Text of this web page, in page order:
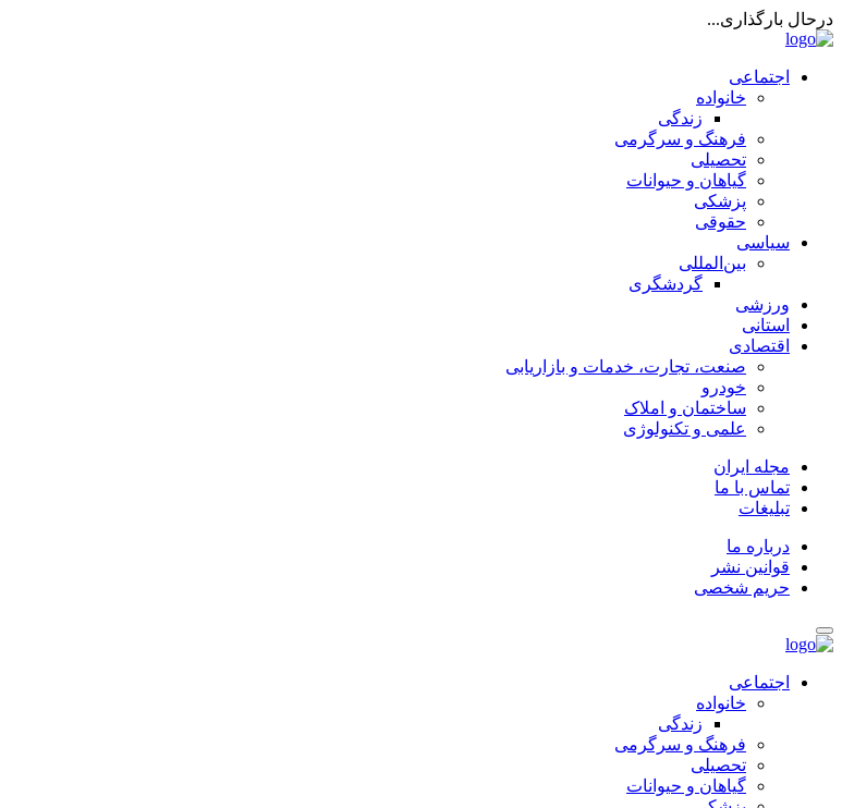
درحال بارگذاری...
اجتماعی
خانواده
زندگی
فرهنگ و سرگرمی
تحصیلی
گیاهان و حیوانات
پزشکی
حقوقی
سیاسی
بین‌المللی
گردشگری
ورزشی
استانی
اقتصادی
صنعت، تجارت، خدمات و بازاریابی
خودرو
ساختمان و املاک
علمی و تکنولوژی
مجله ایران
تماس با ما
تبلیغات
درباره ما
قوانین نشر
حریم شخصی
اجتماعی
خانواده
زندگی
فرهنگ و سرگرمی
تحصیلی
گیاهان و حیوانات